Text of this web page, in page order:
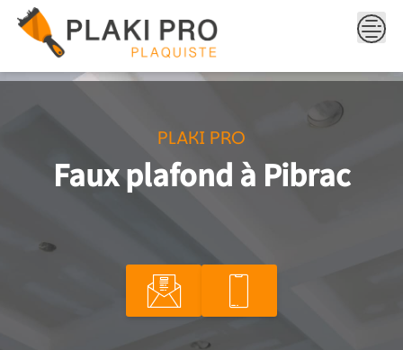
content
PLAKI PRO
Faux plafond à Pibrac